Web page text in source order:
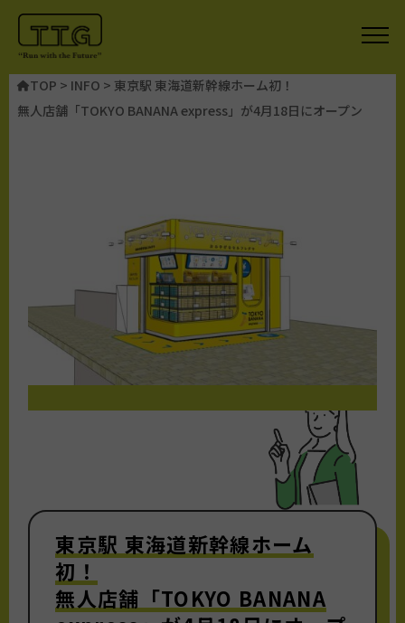
TOP > INFO > 東京駅 東海道新幹線ホーム初！
無人店舗「TOKYO BANANA express」が4月18日にオープン
東京駅 東海道新幹線ホーム
初！
無人店舗「TOKYO BANANA